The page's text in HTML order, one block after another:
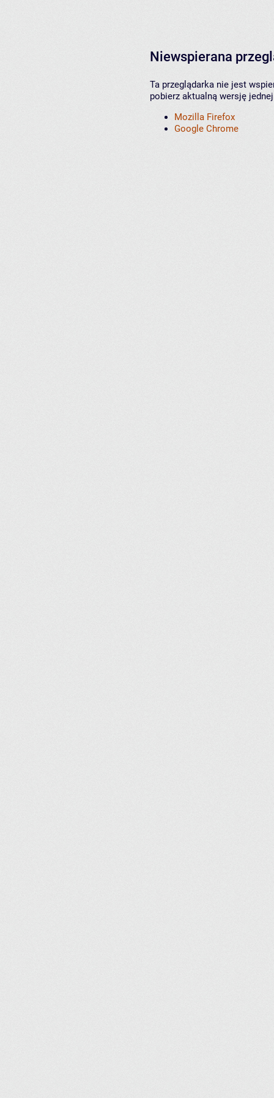
Niewspierana
Ta przeglądarka nie jest
pobierz aktualną wersję
Mozilla Firefox
Google Chrome